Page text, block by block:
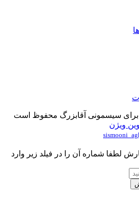
سیسمونی آقابزرگ محفوظ است
لطفا شماره آن را در فیلد زیر وارد